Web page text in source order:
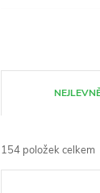
a
z
154 položek celkem